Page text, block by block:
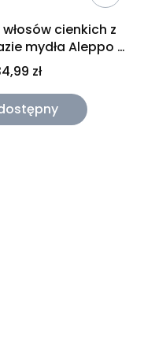
cienkich z
mydła Aleppo z
Pafion 400ml
zł